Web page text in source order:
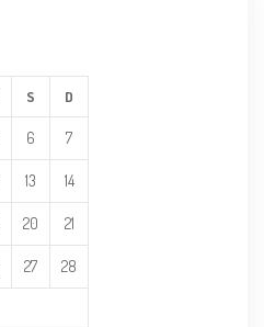
S D
6 7
13 14
20 21
27 28